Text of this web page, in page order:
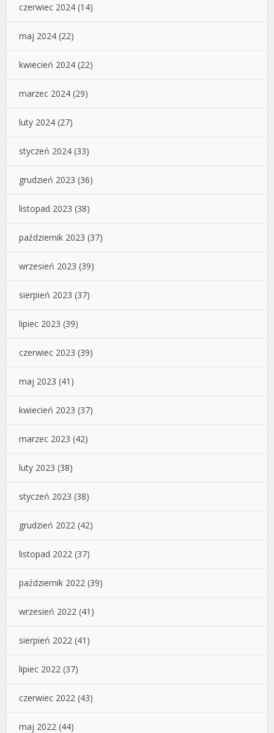
czerwiec 2024 (14)
maj 2024 (22)
kwiecień 2024 (22)
marzec 2024 (29)
luty 2024 (27)
styczeń 2024 (33)
grudzień 2023 (36)
listopad 2023 (38)
październik 2023 (37)
wrzesień 2023 (39)
sierpień 2023 (37)
lipiec 2023 (39)
czerwiec 2023 (39)
maj 2023 (41)
kwiecień 2023 (37)
marzec 2023 (42)
luty 2023 (38)
styczeń 2023 (38)
grudzień 2022 (42)
listopad 2022 (37)
październik 2022 (39)
wrzesień 2022 (41)
sierpień 2022 (41)
lipiec 2022 (37)
czerwiec 2022 (43)
maj 2022 (44)